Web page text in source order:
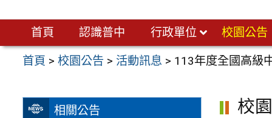
首頁 認識普中 行政單位 校園公告
首頁 >校園公告 > 活動訊息 > 113年度全國高級
相關公告 校